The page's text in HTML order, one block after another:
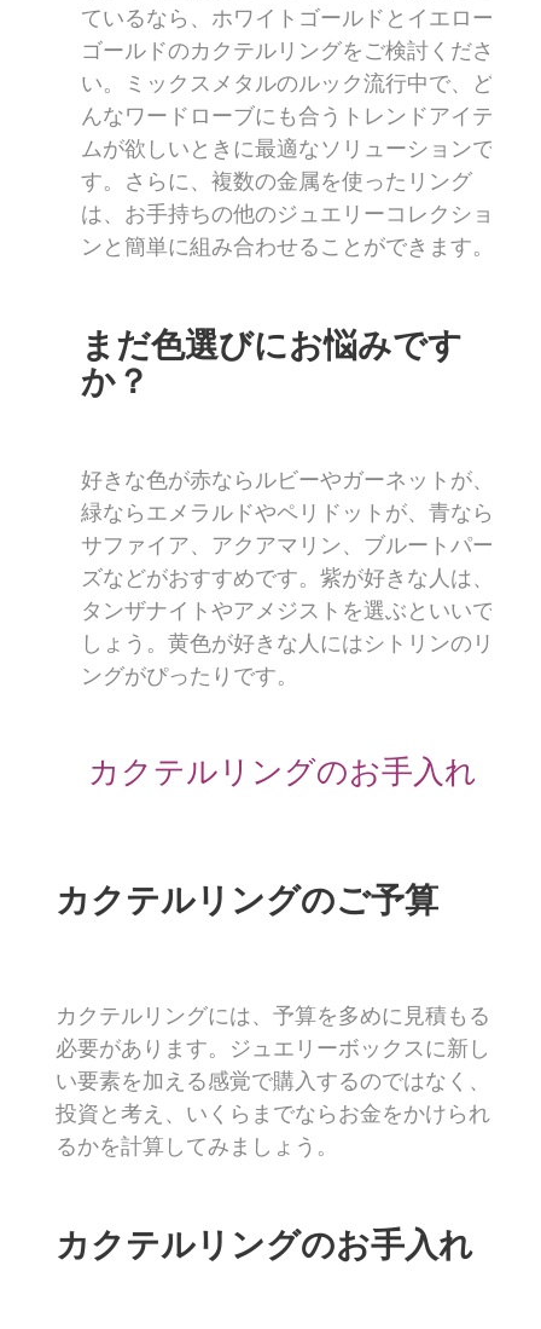
ているなら、ホワイトゴールドとイエロー
ゴールドのカクテルリングをご検討くださ
い。ミックスメタルのルック流行中で、ど
んなワードローブにも合うトレンドアイテ
ムが欲しいときに最適なソリューションで
す。さらに、複数の金属を使ったリング
は、お手持ちの他のジュエリーコレクショ
ンと簡単に組み合わせることができます。.
まだ色選びにお悩みです
か？
好きな色が赤ならルビーやガーネットが、
緑ならエメラルドやペリドットが、青なら
サファイア、アクアマリン、ブルートパー
ズなどがおすすめです。紫が好きな人は、
タンザナイトやアメジストを選ぶといいで
しょう。黄色が好きな人にはシトリンのリ
ングがぴったりです。
カクテルリングのお手入れ
カクテルリングのご予算
カクテルリングには、予算を多めに見積もる
必要があります。ジュエリーボックスに新し
い要素を加える感覚で購入するのではなく、
投資と考え、いくらまでならお金をかけられ
るかを計算してみましょう。
カクテルリングのお手入れ